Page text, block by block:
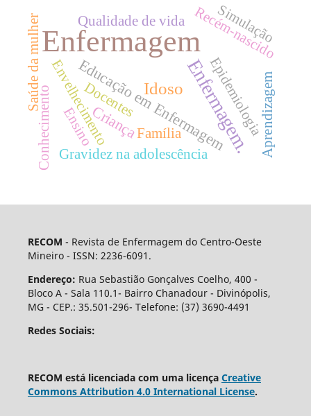
Enfermagem
Enfermagem.
Idoso
Criança
Educação em Enfermagem
Envelhecimento
Saúde da mulher
Família
Ensino Epidemiologia
Recém-nascido
Qualidade de vida
Gravidez na adolescência
Docentes
Conhecimento Aprendizagem
Simulação
RECOM - Revista de Enfermagem do Centro-Oeste
Mineiro - ISSN: 2236-6091.
Endereço: Rua Sebastião Gonçalves Coelho, 400 -
Bloco A - Sala 110.1- Bairro Chanadour - Divinópolis,
MG - CEP.: 35.501-296- Telefone: (37) 3690-4491
Redes Sociais:
RECOM está licenciada com uma licença Creative
Commons Attribution 4.0 International License.